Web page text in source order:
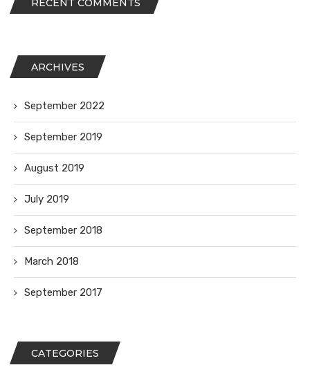
RECENT COMMENTS
ARCHIVES
September 2022
September 2019
August 2019
July 2019
September 2018
March 2018
September 2017
CATEGORIES